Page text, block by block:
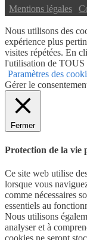
Mentions légales
Nous utilisons des
expérience plus
visites répétées. En
l'utilisation de TOUS
Paramètres des
Gérer le
Fermer
Protection de la vie
Ce site web utilise
lorsque vous
comme nécessaires
essentiels au
Nous utilisons
analyser et à
cookies ne seront